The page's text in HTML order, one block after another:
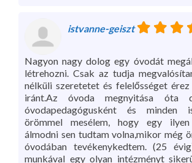
istvanne-geiszt
Nagyon nagy dolog egy óvodát
létrehozni. Csak az tudja
nélküli szeretetet és felelősséget
iránt.Az óvoda megnyitása óta
óvodapedagógusként és minden
örömmel mesélem, hogy egy
álmodni sen tudtam volna,mikor még
óvodában tevékenykedtem. (25
munkával egy olyan intézményt